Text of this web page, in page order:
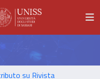
su Rivista